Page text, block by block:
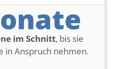
im Schnitt, bis sie
in Anspruch nehmen.